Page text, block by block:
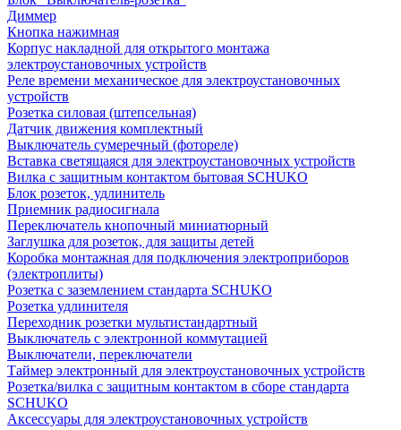
Диммер
Кнопка нажимная
Корпус накладной для открытого монтажа
электроустановочных устройств
Реле времени механическое для электроустановочных
устройств
Розетка силовая (штепсельная)
Датчик движения комплектный
Выключатель сумеречный (фотореле)
Вставка светящаяся для электроустановочных устройств
Вилка с защитным контактом бытовая SCHUKO
Блок розеток, удлинитель
Приемник радиосигнала
Переключатель кнопочный миниатюрный
Заглушка для розеток, для защиты детей
Коробка монтажная для подключения электроприборов
(электроплиты)
Розетка с заземлением стандарта SCHUKO
Розетка удлинителя
Переходник розетки мультистандартный
Выключатель с электронной коммутацией
Выключатели, переключатели
Таймер электронный для электроустановочных устройств
Розетка/вилка с защитным контактом в сборе стандарта
SCHUKO
Аксессуары для электроустановочных устройств